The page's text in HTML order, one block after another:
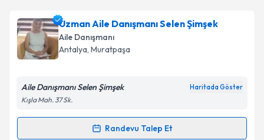
Uzman Aile Danışmanı Selen Şimşek
Aile Danışmanı
Antalya, Muratpaşa
Aile Danışmanı Selen Şimşek Haritada Göster
Kışla Mah. 37 Sk.
Randevu Talep Et
Randevu Takvimi Talebi